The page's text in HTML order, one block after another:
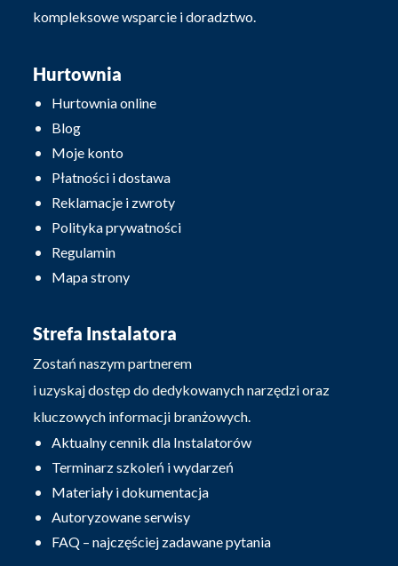
kompleksowe wsparcie i doradztwo.
Hurtownia
Hurtownia online
Blog
Moje konto
Płatności i dostawa
Reklamacje i zwroty
Polityka prywatności
Regulamin
Mapa strony
Strefa Instalatora
Zostań naszym partnerem
i uzyskaj dostęp do dedykowanych narzędzi oraz
kluczowych informacji branżowych.
Aktualny cennik dla Instalatorów
Terminarz szkoleń i wydarzeń
Materiały i dokumentacja
Autoryzowane serwisy
FAQ – najczęściej zadawane pytania